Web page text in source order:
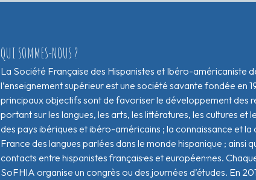
QUI SOMMES-NOUS ?
La Société Française des Hispanistes et Ibéro-américaniste
l’enseignement supérieur est une société savante fondée en
principaux objectifs sont de favoriser le développement des
portant sur les langues, les arts, les littératures, les cultures et
des pays ibériques et ibéro-américains ; la connaissance et la
France des langues parlées dans le monde hispanique ; ainsi
contacts entre hispanistes français·es et européen·nes.
SoFHIA organise un congrès ou des journées d’études. En